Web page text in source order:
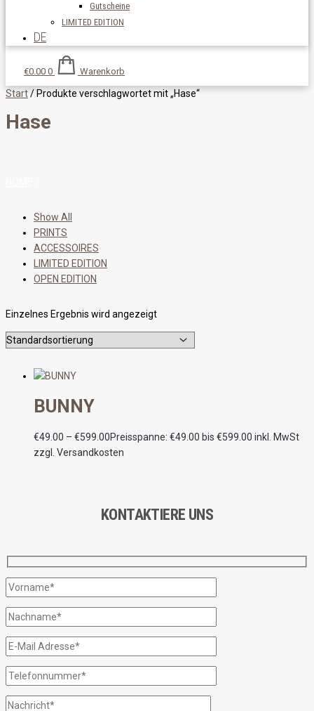
Gutscheine
LIMITED EDITION
DE
€0.00 0 Warenkorb
Start/ Produkte verschlagwortet mit „Hase“
Hase
Show All
PRINTS
ACCESSOIRES
LIMITED EDITION
OPEN EDITION
Einzelnes Ergebnis wird angezeigt
BUNNY
€49.00 – €599.00Preisspanne: €49.00 bis €599.00 inkl. MwSt
zzgl. Versandkosten
KONTAKTIERE UNS